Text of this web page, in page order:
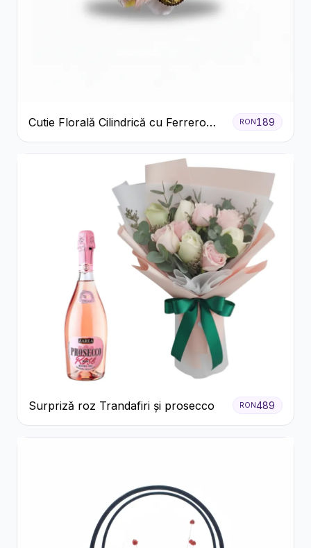
Cutie Florală Cilindrică cu Ferrero
Rocher și Trandafiri Pastel
RON189
Surpriză roz Trandafiri și prosecco RON489